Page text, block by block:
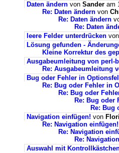
Daten ändern von Sander am
Re: Daten ändern von
Re: Daten ändern
Re: Daten
leere Felder unterdrücken von
Lösung gefunden -
Kleine Korrektur des
Ausgabeumleitung von perl-
Re: Ausgabeumleitung
Bug oder Fehler in
Re: Bug oder Fehler in
Re: Bug oder
Re: Bug oder
Re: Bug
Navigation einfügen! von
Re: Navigation einfügen!
Re: Navigation
Re:
Auswahl mit